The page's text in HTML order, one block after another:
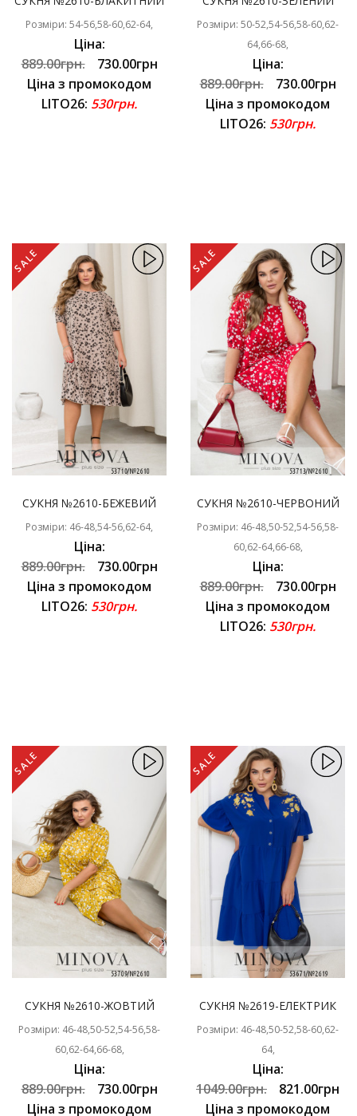
Розміри: 54-56,58-60,62-64,
Ціна:
889.00грн.
730.00грн
Ціна з промокодом
LITO26: 530грн.
Розміри: 50-52,54-56,58-60,62-
64,66-68,
Ціна:
889.00грн.
730.00грн
Ціна з промокодом
LITO26: 530грн.
SALE
СУКНЯ №2610-БЕЖЕВИЙ
Розміри: 46-48,54-56,62-64,
Ціна:
889.00грн.
730.00грн
Ціна з промокодом
LITO26: 530грн.
SALE
СУКНЯ №2610-ЧЕРВОНИЙ
Розміри: 46-48,50-52,54-56,58-
60,62-64,66-68,
Ціна:
889.00грн.
730.00грн
Ціна з промокодом
LITO26: 530грн.
SALE
СУКНЯ №2610-ЖОВТИЙ
Розміри: 46-48,50-52,54-56,58-
60,62-64,66-68,
Ціна:
889.00грн.
730.00грн
Ціна з промокодом
SALE
СУКНЯ №2619-ЕЛЕКТРИК
Розміри: 46-48,50-52,58-60,62-
64,
Ціна:
1049.00грн.
821.00грн
Ціна з промокодом